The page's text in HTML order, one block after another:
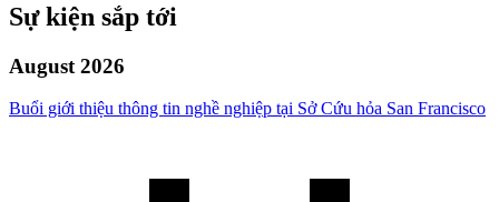
Sự kiện sắp tới
August 2026
Buổi giới thiệu thông tin nghề nghiệp tại Sở Cứu hỏa San Francisco